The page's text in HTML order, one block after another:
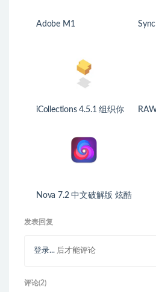
Adobe M1
Sync
iCollections 4.5.1 组织你
Nova 7.2 中文破解版 炫酷
发表回复
登录... 后才能评论
评论(2)